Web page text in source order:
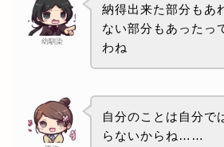
幼馴染
納得出来た部分もあ
ない部分もあったっ
わね
自分のことは自分で
らないからね……